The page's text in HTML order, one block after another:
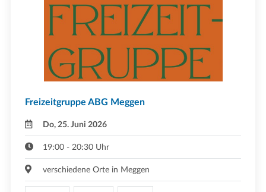
Freizeitgruppe ABG Meggen
Do, 25. Juni 2026
19:00 - 20:30 Uhr
verschiedene Orte in Meggen